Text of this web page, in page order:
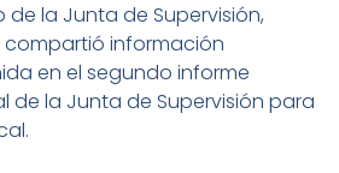
de la Junta de Supervisión,
compartió información
en el segundo informe
de la Junta de Supervisión para